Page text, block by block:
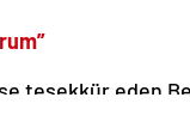
teşekkür eden